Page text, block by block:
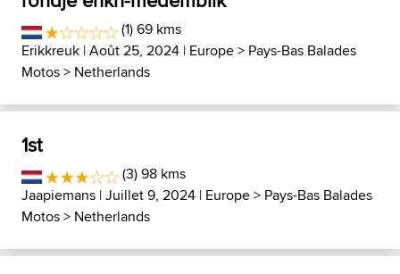
(1) 69 kms
Erikkreuk | Août 25, 2024 | Europe> Pays-Bas Balades
Motos> Netherlands
1st
(3) 98 kms
Jaapiemans | Juillet 9, 2024 | Europe> Pays-Bas Balades
Motos> Netherlands